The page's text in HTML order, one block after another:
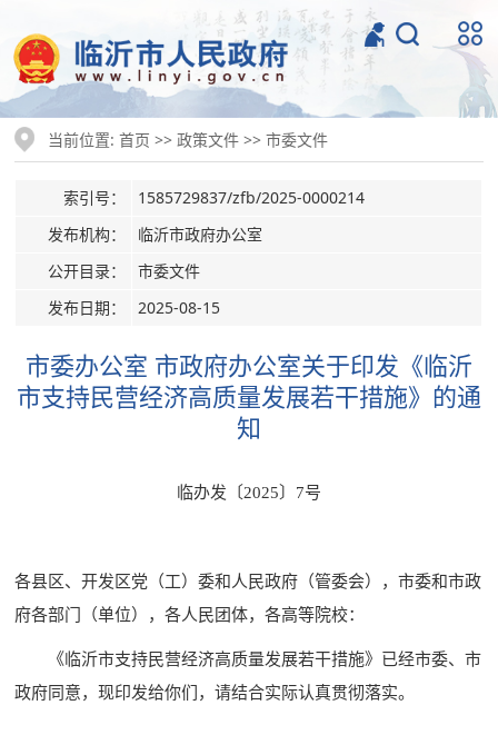
当前位置:首页 >>政策文件 >>市委文件
索引号：
1585729837/zfb/2025-0000214
发布机构：
临沂市政府办公室
公开目录：
市委文件
发布日期：
2025-08-15
市委办公室 市政府办公室关于印发《临沂
市支持民营经济高质量发展若干措施》的通
知
临办发〔2025〕7号
各县区、开发区党（工）委和人民政府（管委会），市委和市政
府各部门（单位），各人民团体，各高等院校：
《临沂市支持民营经济高质量发展若干措施》已经市委、市
政府同意，现印发给你们，请结合实际认真贯彻落实。